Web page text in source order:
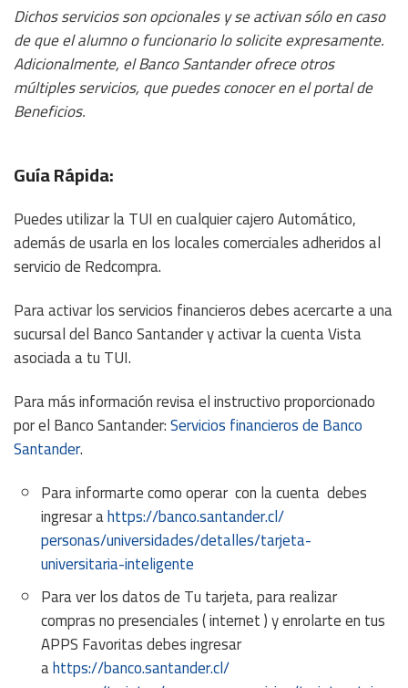
Dichos servicios son opcionales y se activan sólo en caso
de que el alumno o funcionario lo solicite expresamente.
Adicionalmente, el Banco Santander ofrece otros
múltiples servicios, que puedes conocer en el portal de
Beneficios.
Guía Rápida:
Puedes utilizar la TUI en cualquier cajero Automático,
además de usarla en los locales comerciales adheridos al
servicio de Redcompra.
Para activar los servicios financieros debes acercarte a una
sucursal del Banco Santander y activar la cuenta Vista
asociada a tu TUI.
Para más información revisa el instructivo proporcionado
por el Banco Santander:Servicios financieros de Banco
Santander.
Para informarte como operar con la cuenta debes
ingresar ahttps://banco.santander.cl/
personas/universidades/detalles/tarjeta-
universitaria-inteligente
Para ver los datos de Tu tarjeta, para realizar
compras no presenciales ( internet ) y enrolarte en tus
APPS Favoritas debes ingresar
ahttps://banco.santander.cl/